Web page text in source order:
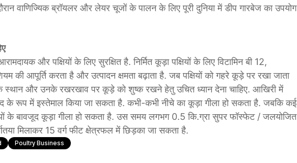
वाणिज्यिक ब्रॉयलर और लेयर चूजों के पालन के लिए पूरी दुनिया में डीप गारबेज का उपयोग
और पक्षियों के लिए सुरक्षित है. निर्मित कूड़ा पक्षियों के लिए विटामिन बी 12,
की आपूर्ति करता है और उत्पादन क्षमता बढ़ाता है. जब पक्षियों को गहरे कूड़े पर रखा जाता
और उनके रखरखाव पर कूड़े को शुष्क रखने हेतु उचित ध्यान देना चाहिए. आखिरी में
के रूप में इस्तेमाल किया जा सकता है. कभी-कभी नीचे का कूड़ा गीला हो सकता है. जबकि कई
के बावजूद कूड़ा गीला हो सकता है. उस समय लगभग 0.5 कि.ग्रा सुपर फॉस्फेट / जलयोजित
मिलाकर 15 वर्ग फीट क्षेत्रफल में छिड़का जा सकता है.
Poultry Business